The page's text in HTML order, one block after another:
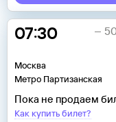
07:30
Москва
Метро Партизанская
Пока не продаем
Как купить билет?